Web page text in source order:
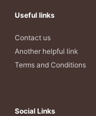
Useful links
Contact us
Another helpful link
Terms and Conditions
Social Links